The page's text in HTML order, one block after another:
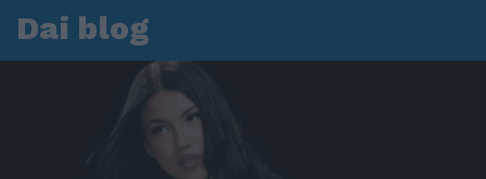
Dai blog